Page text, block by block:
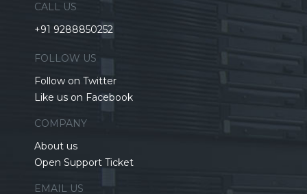
CALL US
+91 9288850252
FOLLOW US
Follow on Twitter
Like us on Facebook
COMPANY
About us
Open Support Ticket
EMAIL US